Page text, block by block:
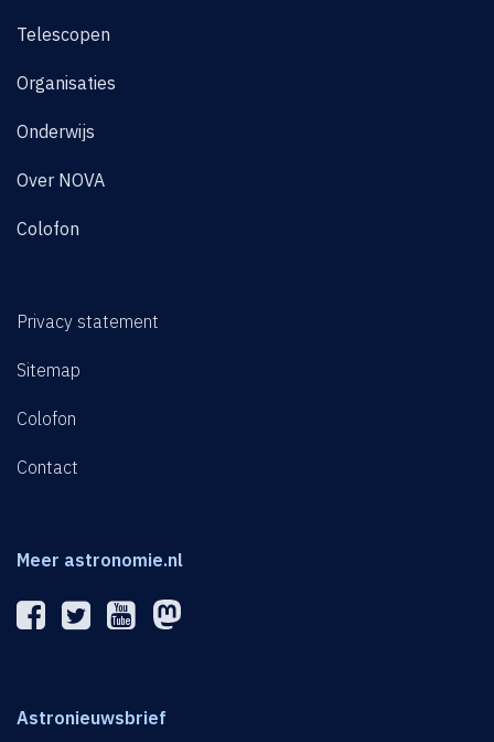
Telescopen
Organisaties
Onderwijs
Over NOVA
Colofon
Privacy statement
Sitemap
Colofon
Contact
Meer astronomie.nl
Astronieuwsbrief